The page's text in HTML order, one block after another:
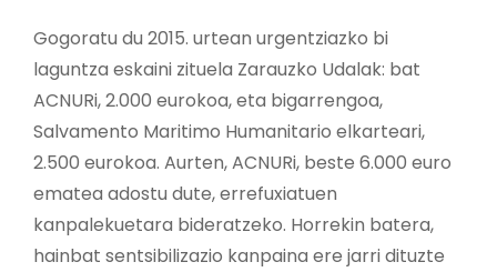
Gogoratu du 2015. urtean urgentziazko bi
laguntza eskaini zituela Zarauzko Udalak: bat
ACNURi, 2.000 eurokoa, eta bigarrengoa,
Salvamento Maritimo Humanitario elkarteari,
2.500 eurokoa. Aurten, ACNURi, beste 6.000 euro
ematea adostu dute, errefuxiatuen
kanpalekuetara bideratzeko. Horrekin batera,
hainbat sentsibilizazio kanpaina ere jarri dituzte